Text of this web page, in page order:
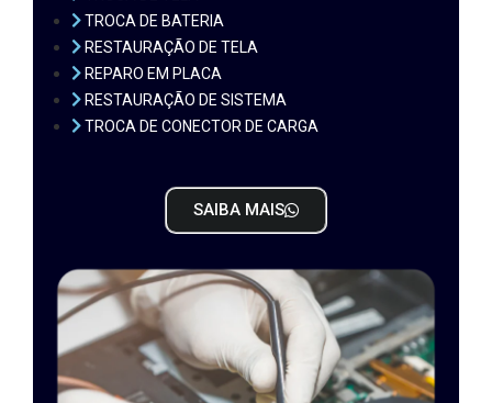
TROCA DE BATERIA
RESTAURAÇÃO DE TELA
REPARO EM PLACA
RESTAURAÇÃO DE SISTEMA
TROCA DE CONECTOR DE CARGA
SAIBA MAIS